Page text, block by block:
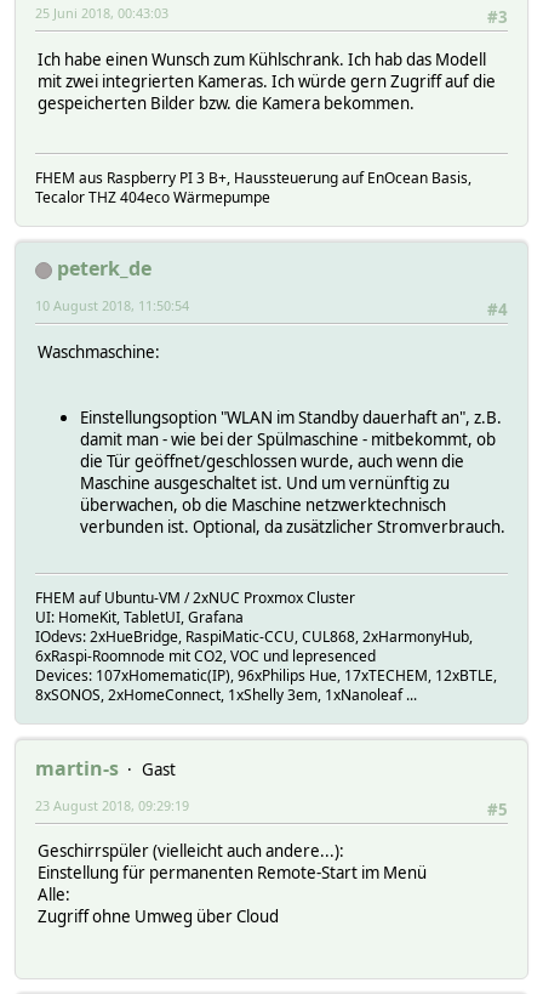
#3
25 Juni 2018, 00:43:03
Ich habe einen Wunsch zum Kühlschrank. Ich hab das Modell
mit zwei integrierten Kameras. Ich würde gern Zugriff auf die
gespeicherten Bilder bzw. die Kamera bekommen.
FHEM aus Raspberry PI 3 B+, Haussteuerung auf EnOcean Basis,
Tecalor THZ 404eco Wärmepumpe
peterk_de
#4
10 August 2018, 11:50:54
Waschmaschine:
Einstellungsoption "WLAN im Standby dauerhaft an", z.B.
damit man - wie bei der Spülmaschine - mitbekommt, ob
die Tür geöffnet/geschlossen wurde, auch wenn die
Maschine ausgeschaltet ist. Und um vernünftig zu
überwachen, ob die Maschine netzwerktechnisch
verbunden ist. Optional, da zusätzlicher Stromverbrauch.
FHEM auf Ubuntu-VM / 2xNUC Proxmox Cluster
UI: HomeKit, TabletUI, Grafana
IOdevs: 2xHueBridge, RaspiMatic-CCU, CUL868, 2xHarmonyHub,
6xRaspi-Roomnode mit CO2, VOC und lepresenced
Devices: 107xHomematic(IP), 96xPhilips Hue, 17xTECHEM, 12xBTLE,
8xSONOS, 2xHomeConnect, 1xShelly 3em, 1xNanoleaf ...
martin-s
Gast
#5
23 August 2018, 09:29:19
Geschirrspüler (vielleicht auch andere...):
Einstellung für permanenten Remote-Start im Menü
Alle:
Zugriff ohne Umweg über Cloud